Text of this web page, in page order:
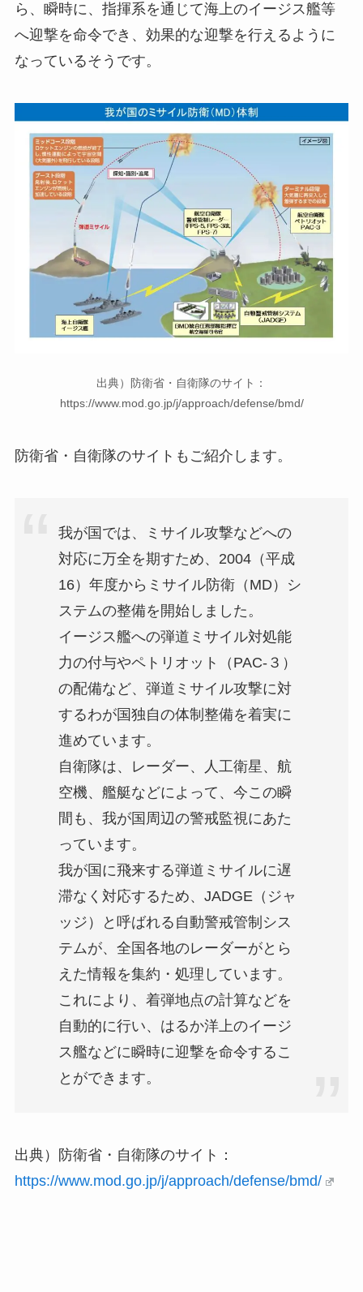
ら、瞬時に、指揮系を通じて海上のイージス艦等
へ迎撃を命令でき、効果的な迎撃を行えるように
なっているそうです。
出典）防衛省・自衛隊のサイト：
https://www.mod.go.jp/j/approach/defense/bmd/
防衛省・自衛隊のサイトもご紹介します。
我が国では、ミサイル攻撃などへの
対応に万全を期すため、2004（平成
16）年度からミサイル防衛（MD）シ
ステムの整備を開始しました。
イージス艦への弾道ミサイル対処能
力の付与やペトリオット（PAC-３）
の配備など、弾道ミサイル攻撃に対
するわが国独自の体制整備を着実に
進めています。
自衛隊は、レーダー、人工衛星、航
空機、艦艇などによって、今この瞬
間も、我が国周辺の警戒監視にあた
っています。
我が国に飛来する弾道ミサイルに遅
滞なく対応するため、JADGE（ジャ
ッジ）と呼ばれる自動警戒管制シス
テムが、全国各地のレーダーがとら
えた情報を集約・処理しています。
これにより、着弾地点の計算などを
自動的に行い、はるか洋上のイージ
ス艦などに瞬時に迎撃を命令するこ
とができます。
出典）防衛省・自衛隊のサイト：
https://www.mod.go.jp/j/approach/defense/bmd/